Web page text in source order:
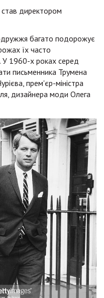
став директором
багато подорожує
їх часто
У 1960-х роках серед
письменника Трумена
прем'єр-міністра
дизайнера моди Олега